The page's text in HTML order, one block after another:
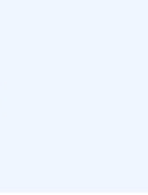
jovem
viria a se